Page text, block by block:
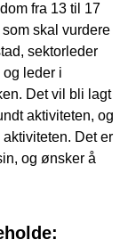
fra 13 til 17
skal vurdere
sektorleder
leder i
Det vil bli lagt
aktiviteten, og
Det er
og ønsker å